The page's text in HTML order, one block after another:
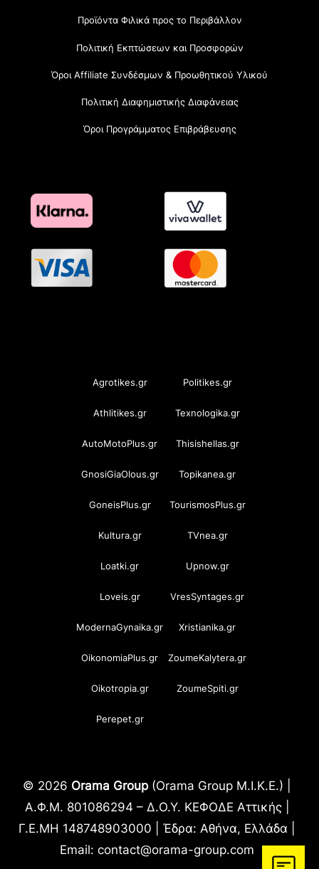
Προϊόντα Φιλικά προς το Περιβάλλον
Πολιτική Εκπτώσεων και Προσφορών
Όροι Affiliate Συνδέσμων & Προωθητικού Υλικού
Πολιτική Διαφημιστικής Διαφάνειας
Όροι Προγράμματος Επιβράβευσης
Agrotikes.gr Politikes.gr
Athlitikes.gr Texnologika.gr
AutoMotoPlus.gr Thisishellas.gr
GnosiGiaOlous.gr Topikanea.gr
GoneisPlus.gr TourismosPlus.gr
Kultura.gr TVnea.gr
Loatki.gr Upnow.gr
Loveis.gr VresSyntages.gr
ModernaGynaika.gr Xristianika.gr
OikonomiaPlus.gr ZoumeKalytera.gr
Oikotropia.gr ZoumeSpiti.gr
Perepet.gr
© 2026 Orama Group(Orama Group Μ.Ι.Κ.Ε.) |
Α.Φ.Μ. 801086294 – Δ.Ο.Υ. ΚΕΦΟΔΕ Αττικής |
Γ.Ε.ΜΗ 148748903000 | Έδρα: Αθήνα, Ελλάδα |
Email: contact@orama-group.com